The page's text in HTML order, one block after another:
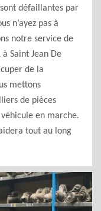
défaillantes par
n’ayez pas à
notre service de
Saint Jean De
de la
mettons
de pièces
en marche.
tout au long